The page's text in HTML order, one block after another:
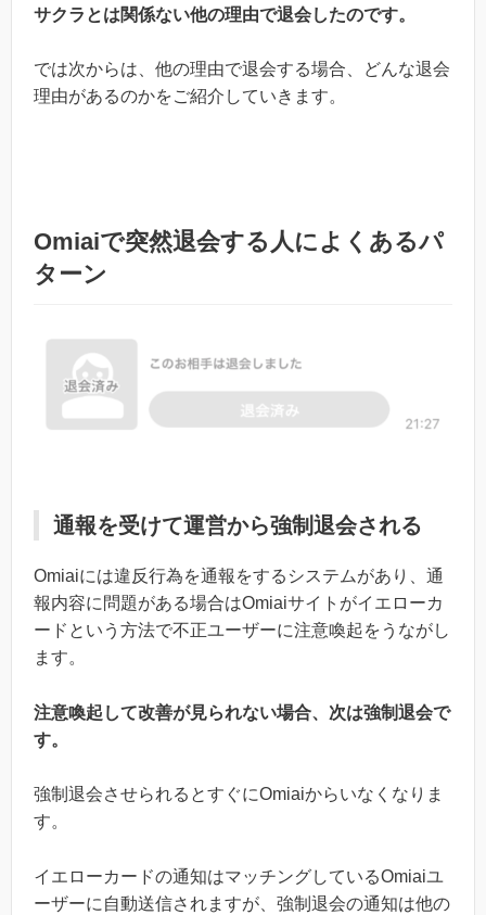
サクラとは関係ない他の理由で退会したのです。
では次からは、他の理由で退会する場合、どんな退会
理由があるのかをご紹介していきます。
Omiaiで突然退会する人によくあるパ
ターン
通報を受けて運営から強制退会される
Omiaiには違反行為を通報をするシステムがあり、通
報内容に問題がある場合はOmiaiサイトがイエローカ
ードという方法で不正ユーザーに注意喚起をうながし
ます。
注意喚起して改善が見られない場合、次は強制退会で
す。
強制退会させられるとすぐにOmiaiからいなくなりま
す。
イエローカードの通知はマッチングしているOmiaiユ
ーザーに自動送信されますが、強制退会の通知は他の